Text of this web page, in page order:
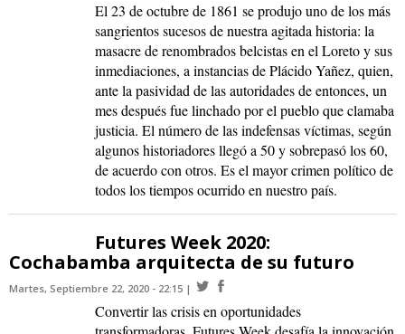
El 23 de octubre de 1861 se produjo uno de los más
sangrientos sucesos de nuestra agitada historia: la
masacre de renombrados belcistas en el Loreto y sus
inmediaciones, a instancias de Plácido Yañez, quien,
ante la pasividad de las autoridades de entonces, un
mes después fue linchado por el pueblo que clamaba
justicia. El número de las indefensas víctimas, según
algunos historiadores llegó a 50 y sobrepasó los 60,
de acuerdo con otros. Es el mayor crimen político de
todos los tiempos ocurrido en nuestro país.
Futures Week 2020:
Cochabamba arquitecta de su futuro
Martes, Septiembre 22, 2020 - 22:15
Convertir las crisis en oportunidades